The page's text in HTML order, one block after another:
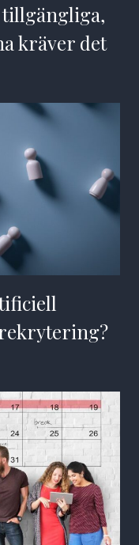
tillgängliga,
kräver det